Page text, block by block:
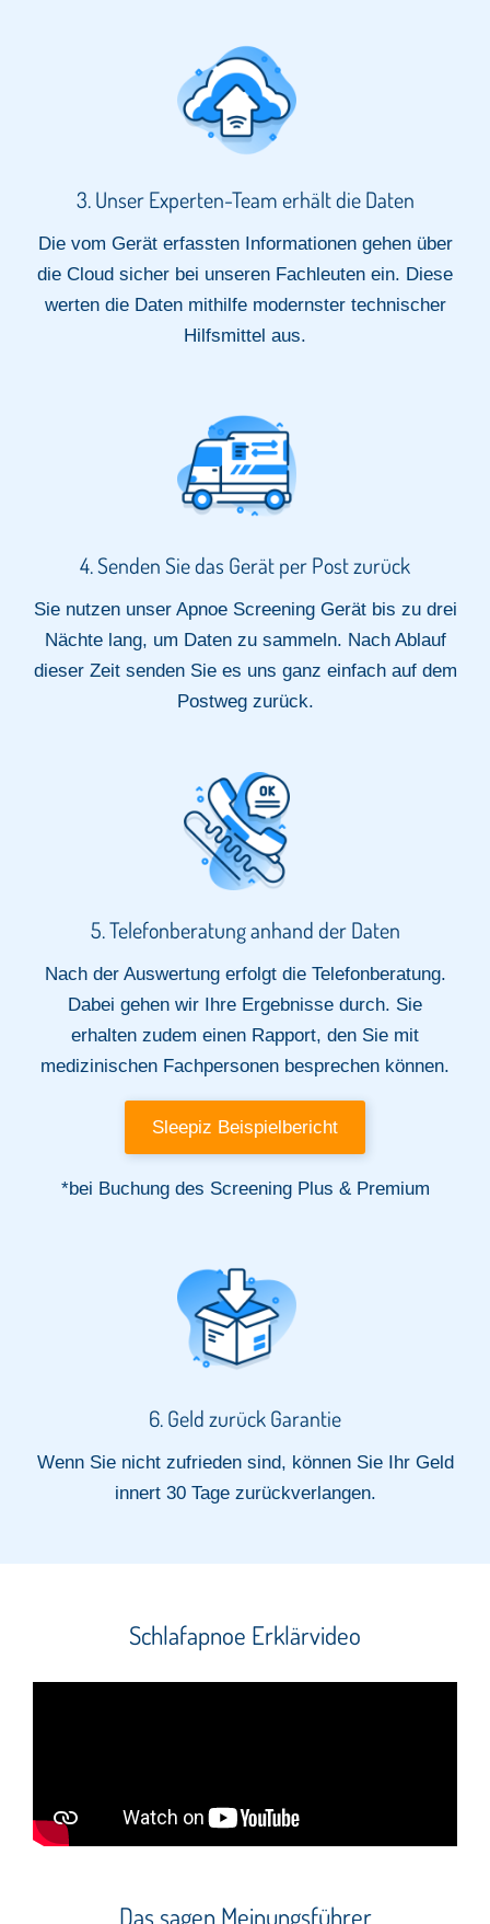
3. Unser Experten-Team erhält die Daten​
Die vom Gerät erfassten Informationen gehen über
die Cloud sicher bei unseren Fachleuten ein. Diese
werten die Daten mithilfe modernster technischer
Hilfsmittel aus.​
4. Senden Sie das Gerät per Post zurück
Sie nutzen unser Apnoe Screening Gerät bis zu drei
Nächte lang, um Daten zu sammeln. Nach Ablauf
dieser Zeit senden Sie es uns ganz einfach auf dem
Postweg zurück.
5. Telefonberatung anhand der Daten
Nach der Auswertung erfolgt die Telefonberatung.
Dabei gehen wir Ihre Ergebnisse durch. Sie
erhalten zudem einen Rapport, den Sie mit
medizinischen Fachpersonen besprechen können.
Sleepiz Beispielbericht
*bei Buchung des Screening Plus & Premium
6. Geld zurück Garantie
Wenn Sie nicht zufrieden sind, können Sie Ihr Geld
innert 30 Tage zurückverlangen.
Schlafapnoe Erklärvideo
Das sagen Meinungsführer